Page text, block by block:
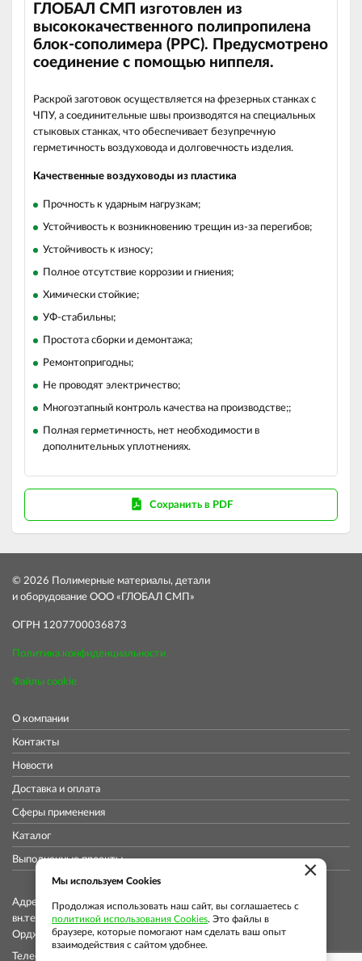
ГЛОБАЛ СМП изготовлен из
высококачественного полипропилена
блок-сополимера (РРС). Предусмотрено
соединение с помощью ниппеля.
Раскрой заготовок осуществляется на фрезерных станках с
ЧПУ, а соединительные швы производятся на специальных
стыковых станках, что обеспечивает безупречную
герметичность воздуховода и долговечность изделия.
Качественные воздуховоды из пластика
Прочность к ударным нагрузкам;
Устойчивость к возникновению трещин из-за перегибов;
Устойчивость к износу;
Полное отсутствие коррозии и гниения;
Химически стойкие;
УФ-стабильны;
Простота сборки и демонтажа;
Ремонтопригодны;
Не проводят электричество;
Многоэтапный контроль качества на производстве;;
Полная герметичность, нет необходимости в
дополнительных уплотнениях.
Сохранить в PDF
© 2026 Полимерные материалы, детали
и оборудование ООО «ГЛОБАЛ СМП»
ОГРН 1207700036873
Политика конфиденциальности
Файлы cookie
О компании
Контакты
Новости
Доставка и оплата
Сферы применения
Каталог
Выполненные проекты
Адрес коммерческого отдела: 115419, Город Москва,
вн.тер.г. муниципальный округ Донской, ул
Орджоникидзе, д. 11, стр. 11, помещ. 12/5
Телефон: +7 (913) 913-76-37
×
Мы используем Cookies
Продолжая использовать наш сайт, вы соглашаетесь с
политикой использования Cookies. Это файлы в
браузере, которые помогают нам сделать ваш опыт
взаимодействия с сайтом удобнее.